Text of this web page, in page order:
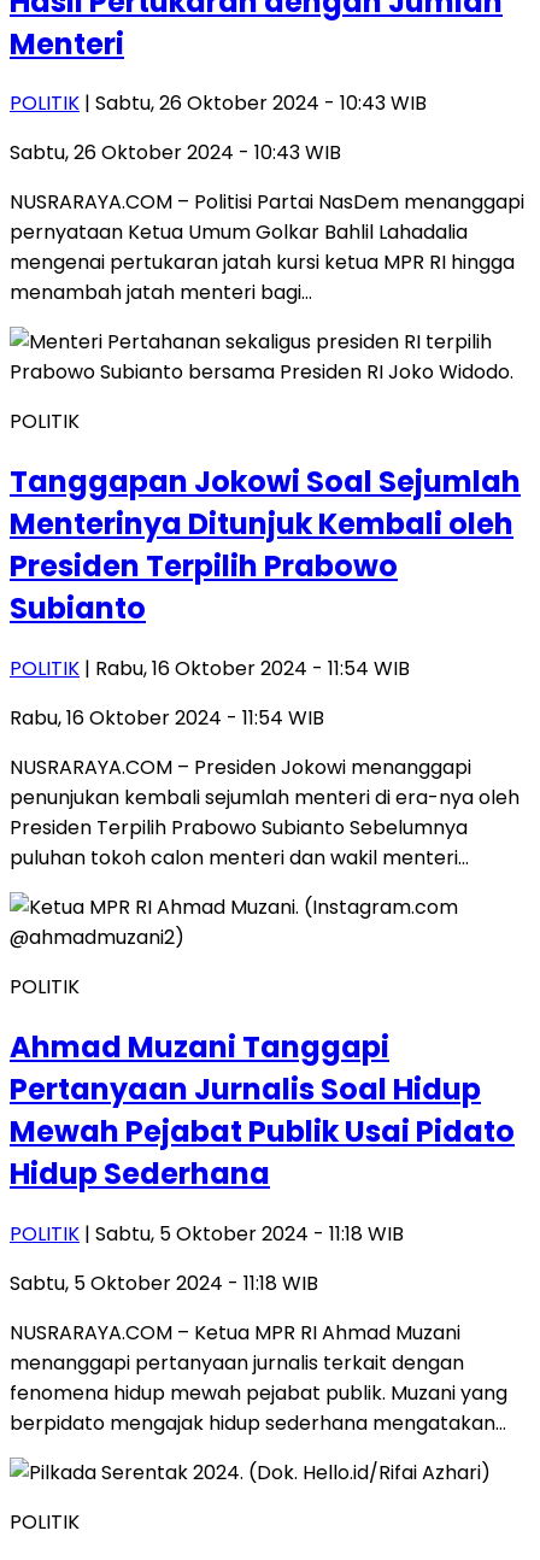
Menteri
POLITIK | Sabtu, 26 Oktober 2024 - 10:43 WIB
Sabtu, 26 Oktober 2024 - 10:43 WIB
NUSRARAYA.COM – Politisi Partai NasDem menanggapi
pernyataan Ketua Umum Golkar Bahlil Lahadalia
mengenai pertukaran jatah kursi ketua MPR RI hingga
menambah jatah menteri bagi…
POLITIK
Tanggapan Jokowi Soal Sejumlah
Menterinya Ditunjuk Kembali oleh
Presiden Terpilih Prabowo
Subianto
POLITIK | Rabu, 16 Oktober 2024 - 11:54 WIB
Rabu, 16 Oktober 2024 - 11:54 WIB
NUSRARAYA.COM – Presiden Jokowi menanggapi
penunjukan kembali sejumlah menteri di era-nya oleh
Presiden Terpilih Prabowo Subianto Sebelumnya
puluhan tokoh calon menteri dan wakil menteri…
POLITIK
Ahmad Muzani Tanggapi
Pertanyaan Jurnalis Soal Hidup
Mewah Pejabat Publik Usai Pidato
Hidup Sederhana
POLITIK | Sabtu, 5 Oktober 2024 - 11:18 WIB
Sabtu, 5 Oktober 2024 - 11:18 WIB
NUSRARAYA.COM – Ketua MPR RI Ahmad Muzani
menanggapi pertanyaan jurnalis terkait dengan
fenomena hidup mewah pejabat publik. Muzani yang
berpidato mengajak hidup sederhana mengatakan…
POLITIK